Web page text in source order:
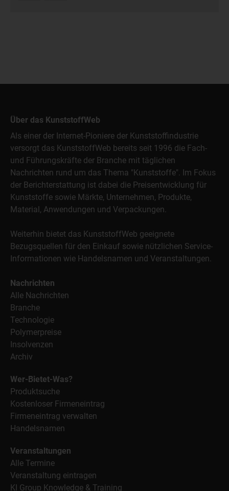
Über das KunststoffWeb
Als einer der Internet-Pioniere der Kunststoffindustrie
versorgt das KunststoffWeb bereits seit 1996 die Fach-
und Führungskräfte der Branche mit täglichen
Nachrichten rund um das Thema "Kunststoffe". Im Fokus
der Berichterstattung ist dabei die Preisentwicklung für
Kunststoffe sowie Märkte, Unternehmen, Produkte,
Material, Anwendungen und Verpackungen.
Weiterhin bietet das KunststoffWeb geeignete
Bezugsquellen für den Einkauf sowie nützlichen Service-
Informationen wie Handelsnamen und Veranstaltungen.
Nachrichten
Alle Nachrichten
Branche
Technologie
Polymerpreise
Insolvenzen
Archiv
Wer-Bietet-Was?
Produktsuche
Kostenloser Firmeneintrag
Firmeneintrag verwalten
Handelsnamen
Veranstaltungen
Alle Termine
Veranstaltung eintragen
KI Group Knowledge & Training